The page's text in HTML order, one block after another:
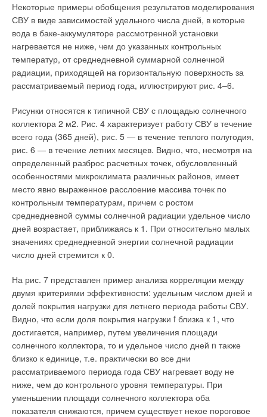
Некоторые примеры обобщения результатов моделирования
СВУ в виде зависимостей удельного числа дней, в которые
вода в баке-аккумуляторе рассмотренной установки
нагревается не ниже, чем до указанных контрольных
температур, от среднедневной суммарной солнечной
радиации, приходящей на горизонтальную поверхность за
рассматриваемый период года, иллюстрируют рис. 4–6.
Рисунки относятся к типичной СВУ с площадью солнечного
коллектора 2 м2. Рис. 4 характеризует работу СВУ в течение
всего года (365 дней), рис. 5 — в течение теплого полугодия,
рис. 6 — в течение летних месяцев. Видно, что, несмотря на
определенный разброс расчетных точек, обусловленный
особенностями микроклимата различных районов, имеет
место явно выраженное расслоение массива точек по
контрольным температурам, причем с ростом
среднедневной суммы солнечной радиации удельное число
дней возрастает, приближаясь к 1. При относительно малых
значениях среднедневной энергии солнечной радиации
число дней стремится к 0.
На рис. 7 представлен пример анализа корреляции между
двумя критериями эффективности: удельным числом дней и
долей покрытия нагрузки для летнего периода работы СВУ.
Видно, что если доля покрытия нагрузки f близка к 1, что
достигается, например, путем увеличения площади
солнечного коллектора, то и удельное число дней n также
близко к единице, т.е. практически во все дни
рассматриваемого периода года СВУ нагревает воду не
ниже, чем до контрольного уровня температуры. При
уменьшении площади солнечного коллектора оба
показателя снижаются, причем существует некое пороговое
следует из уравнения (4), очистить воду от трехвалентного
железа за счет его кристаллизации в виде гидроксида можно,
добавляя к воде щелочь, то есть увеличивая рН. Испарение
и конденсация — типичные примеры фазового перехода
первого рода, сопровождающиеся изменением агрегатного
состояния вещества [4]: жидкость превращается в газ (пар),
газ конденсируется до жидкого состояния. В природе за счет
водяной пар конденсируется — идет дождь. Испарение с
последующей конденсацией образовавшегося пара широко
используется при производстве свободной от растворенных
примесей воды, но имеющих более высокую температуру
кипения. В технике так получают пресную воду из морской
воды, так получают дистиллированную воду в больницах,
аптеках, лабораториях. Испарение — очень энергоемкий
процесс. Испарение идет при любой температуре. Удельная
теплота парообразования r в системе СИ выражается в кДж/
кг испарившейся жидкости. Зависимость теплоты
парообразования (конденсации) от температуры можно
описать уравнением:
При конденсации выделяется столько тепла, сколько его
затрачивается на испарение при той же температуре.
Уравнение (5) дает представление об энергозатратах: если
при 0°С на испарение килограмма воды потребуется
затратить 2504 кДж, то при 100°С энергозатраты на
испарение составят 2259 кДж/кг. Из уравнения (5) следуют те
«маленькие хитрости», которые используются для снижения
энергозатрат на очистку сильно засоленной воды методом
дистилляции.